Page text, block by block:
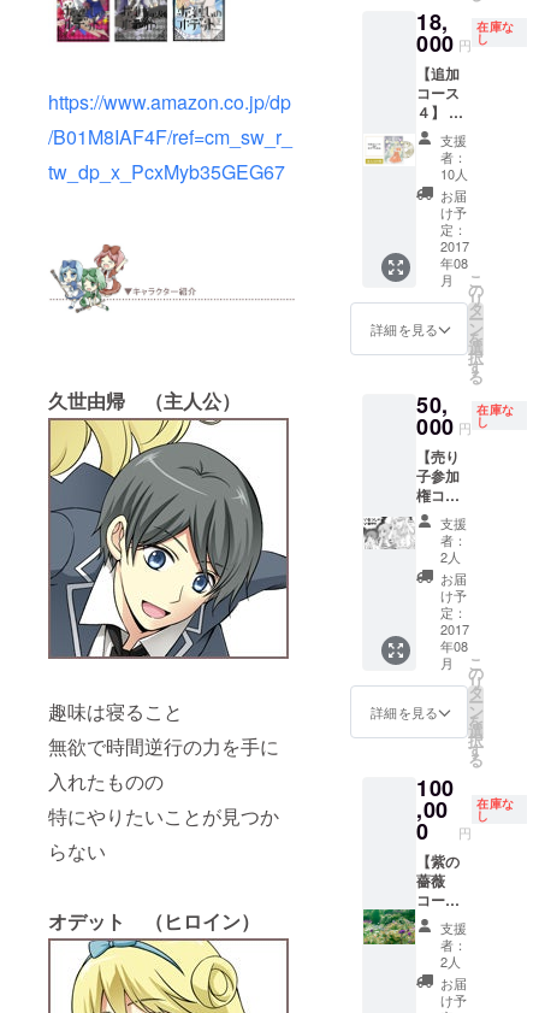
https://www.amazon.co.jp/dp
/B01M8IAF4F/ref=cm_sw_r_
tw_dp_x_PcxMyb35GEG67
久世由帰 （主人公）
趣味は寝ること
無欲で時間逆行の力を手に
入れたものの
特にやりたいことが見つか
らない
オデット （ヒロイン）
す!!
ンプ
リート
設定資
料集
「OD」
（非売
品／番
外編
「星ふ
る日の
夜物
語」収
録）
18,
000 円
在庫な
し
【追加
コース
４】 ・
直筆サ
イン色
紙 ・ボ
イスド
ラマ台
本（担
当声優
さんサ
イン入
り） ・
特製Ｃ
Ｄ（ボ
イスド
「星降
る日の
夜物
語」＋
左廻し
のオ
デット
テーマ
曲FULL
＋おま
け 収
録） ・
ボイス
ドラマ
収録見
学会in
名古
イスド
ラマの
収録日
は現在
未定で
す
（2017
年5月～
6月の休
日を予
定）日
程が決
支援
者：
10人
お届
け予
定：
2017
年08
月
詳細を見る
こ
の
リ
タ
ー
ン
を
選
択
す
る
50,
000 円
在庫な
し
【売り
子参加
権コー
ス】 ・
５月６
日開催
「コミ
ティア
１２
０」で
Perico
のス
ペース
で売り
子する
権利 ・
中から
希望の
コース
１セッ
ト
※2017
年5月6
日開催
のコミ
ティア
120（東
京ビッ
支援
者：
2人
お届
け予
定：
2017
年08
月
詳細を見る
こ
の
リ
タ
ー
ン
を
選
択
す
る
100
,00
0 円
在庫な
し
【紫の
薔薇
コー
ス】 ・
Perico
にイラ
ストを
発注す
支援
者：
2人
お届
け予